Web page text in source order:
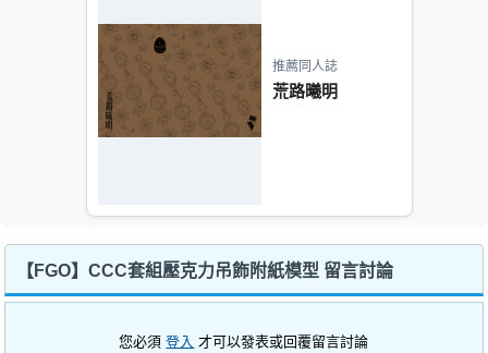
推薦同人誌
荒路曦明
【FGO】CCC套組壓克力吊飾附紙模型 留言討論
您必須登入 才可以發表或回覆留言討論